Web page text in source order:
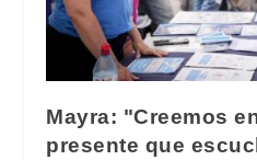
Mayra: "Creemos
presente que